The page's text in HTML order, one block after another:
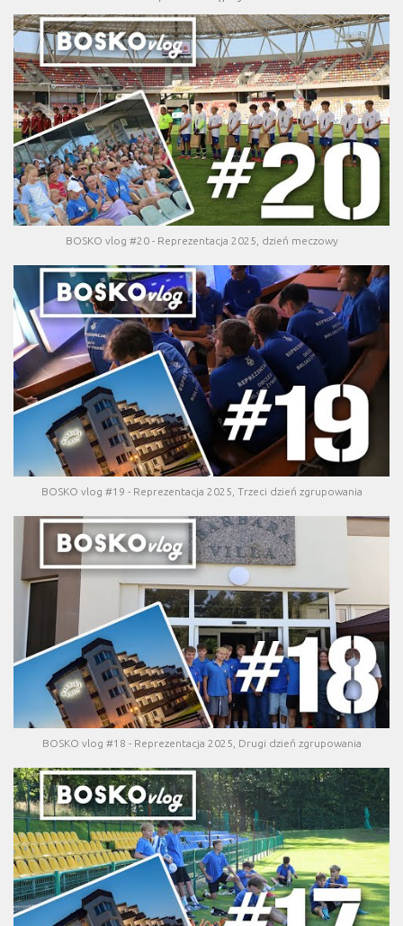
BOSKO vlog #20 - Reprezentacja 2025, dzień meczowy
BOSKO vlog #19 - Reprezentacja 2025, Trzeci dzień zgrupowania
BOSKO vlog #18 - Reprezentacja 2025, Drugi dzień zgrupowania